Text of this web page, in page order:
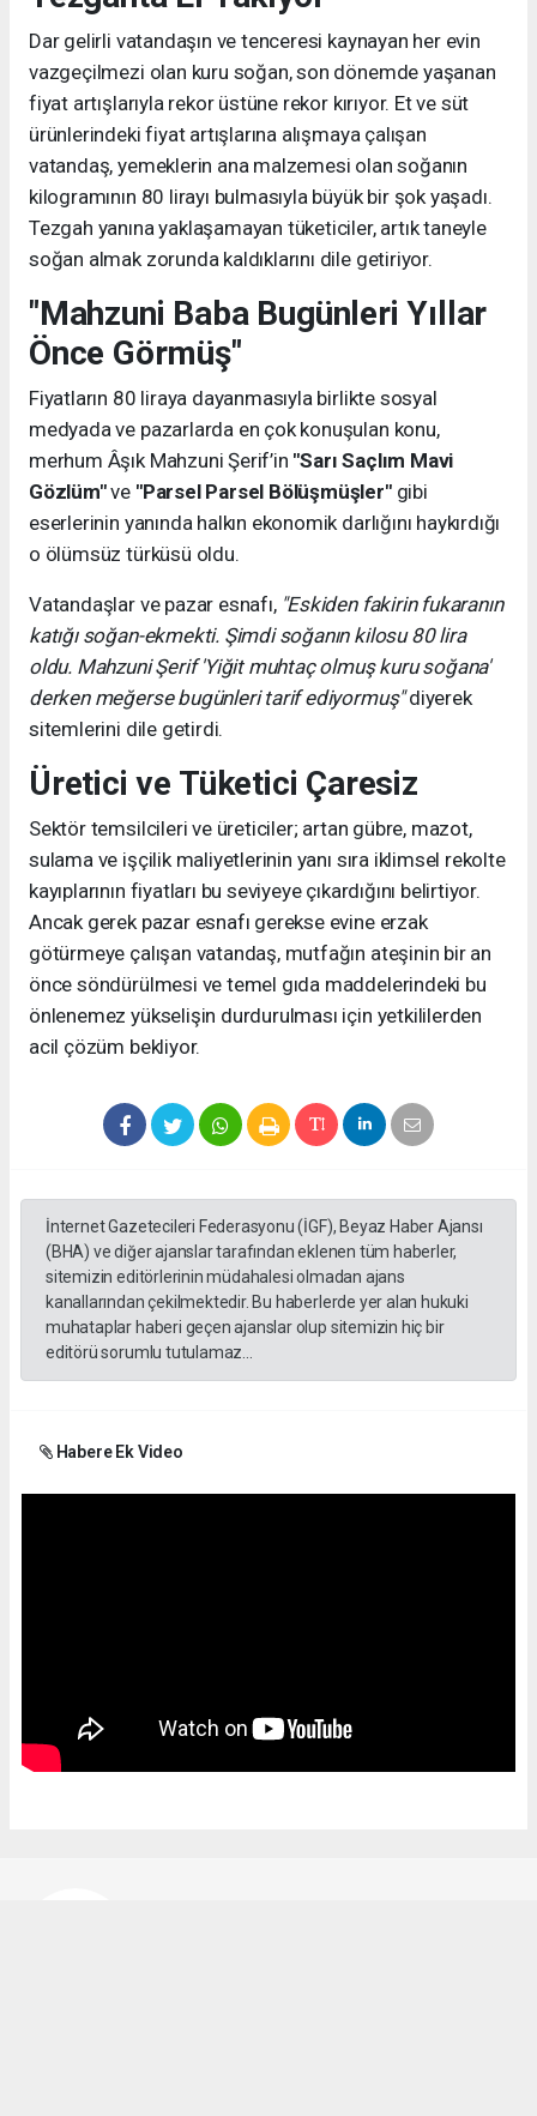
Dar gelirli vatandaşın ve tenceresi kaynayan her evin
vazgeçilmezi olan kuru soğan, son dönemde yaşanan
fiyat artışlarıyla rekor üstüne rekor kırıyor. Et ve süt
ürünlerindeki fiyat artışlarına alışmaya çalışan
vatandaş, yemeklerin ana malzemesi olan soğanın
kilogramının 80 lirayı bulmasıyla büyük bir şok yaşadı.
Tezgah yanına yaklaşamayan tüketiciler, artık taneyle
soğan almak zorunda kaldıklarını dile getiriyor.
"Mahzuni Baba Bugünleri Yıllar
Önce Görmüş"
Fiyatların 80 liraya dayanmasıyla birlikte sosyal
medyada ve pazarlarda en çok konuşulan konu,
merhum Âşık Mahzuni Şerif’in "Sarı Saçlım Mavi
Gözlüm"ve "Parsel Parsel Bölüşmüşler"gibi
eserlerinin yanında halkın ekonomik darlığını haykırdığı
o ölümsüz türküsü oldu.
Vatandaşlar ve pazar esnafı, "Eskiden fakirin fukaranın
katığı soğan-ekmekti. Şimdi soğanın kilosu 80 lira
oldu. Mahzuni Şerif 'Yiğit muhtaç olmuş kuru soğana'
derken meğerse bugünleri tarif ediyormuş"diyerek
sitemlerini dile getirdi.
Üretici ve Tüketici Çaresiz
Sektör temsilcileri ve üreticiler; artan gübre, mazot,
sulama ve işçilik maliyetlerinin yanı sıra iklimsel rekolte
kayıplarının fiyatları bu seviyeye çıkardığını belirtiyor.
Ancak gerek pazar esnafı gerekse evine erzak
götürmeye çalışan vatandaş, mutfağın ateşinin bir an
önce söndürülmesi ve temel gıda maddelerindeki bu
önlenemez yükselişin durdurulması için yetkililerden
acil çözüm bekliyor.
İnternet Gazetecileri Federasyonu (İGF), Beyaz Haber Ajansı
(BHA) ve diğer ajanslar tarafından eklenen tüm haberler,
sitemizin editörlerinin müdahalesi olmadan ajans
kanallarından çekilmektedir. Bu haberlerde yer alan hukuki
muhataplar haberi geçen ajanslar olup sitemizin hiç bir
editörü sorumlu tutulamaz...
Habere Ek Video